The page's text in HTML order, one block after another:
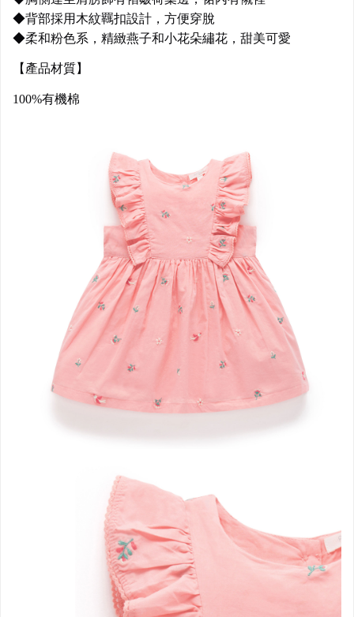
◆背部採用木紋羈扣設計，方便穿脫
◆柔和粉色系，精緻燕子和小花朵繡花，甜美可愛
【產品材質】
100%有機棉